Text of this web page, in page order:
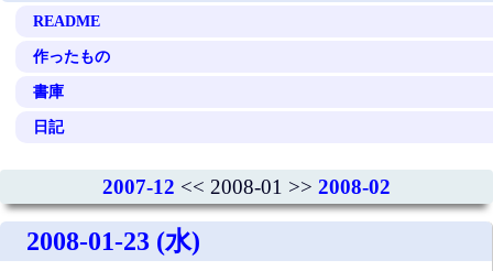
README
作ったもの
書庫
日記
2007-12 << 2008-01 >> 2008-02
2008-01-23 (水)